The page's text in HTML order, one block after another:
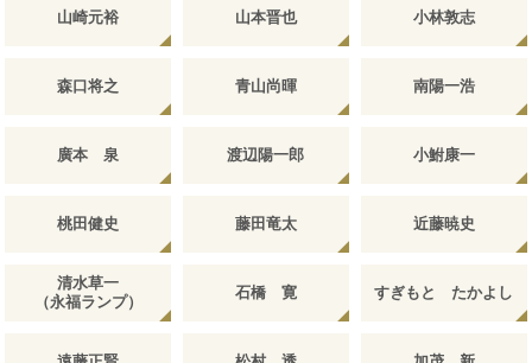
山崎元裕 山本晋也 小林敦志
森口将之 青山尚暉 南陽一浩
廣本 泉 渡辺陽一郎 小鮒康一
桃田健史 藤田竜太 近藤暁史
清水草一
（永福ランプ）
石橋 寛 すぎもと たかよし